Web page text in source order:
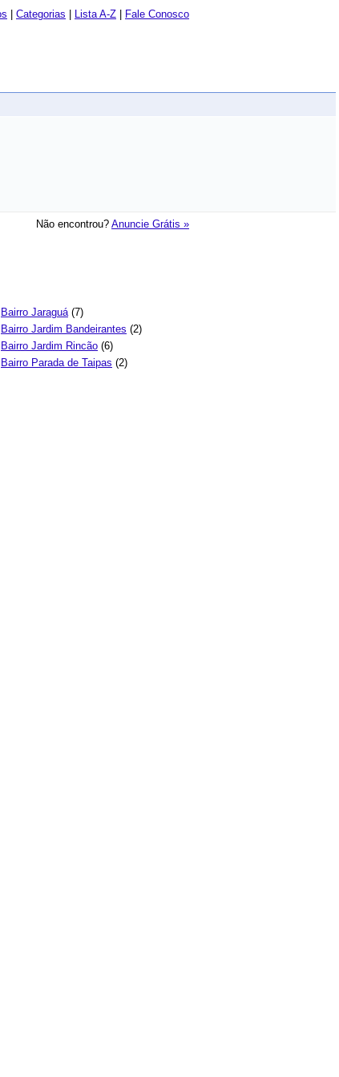
Categorias Lista A-Z Fale Conosco
Não encontrou? Anuncie Grátis »
Bairro Jaraguá(7)
Bairro Jardim Bandeirantes (2)
Bairro Jardim Rincão (6)
Bairro Parada de Taipas (2)